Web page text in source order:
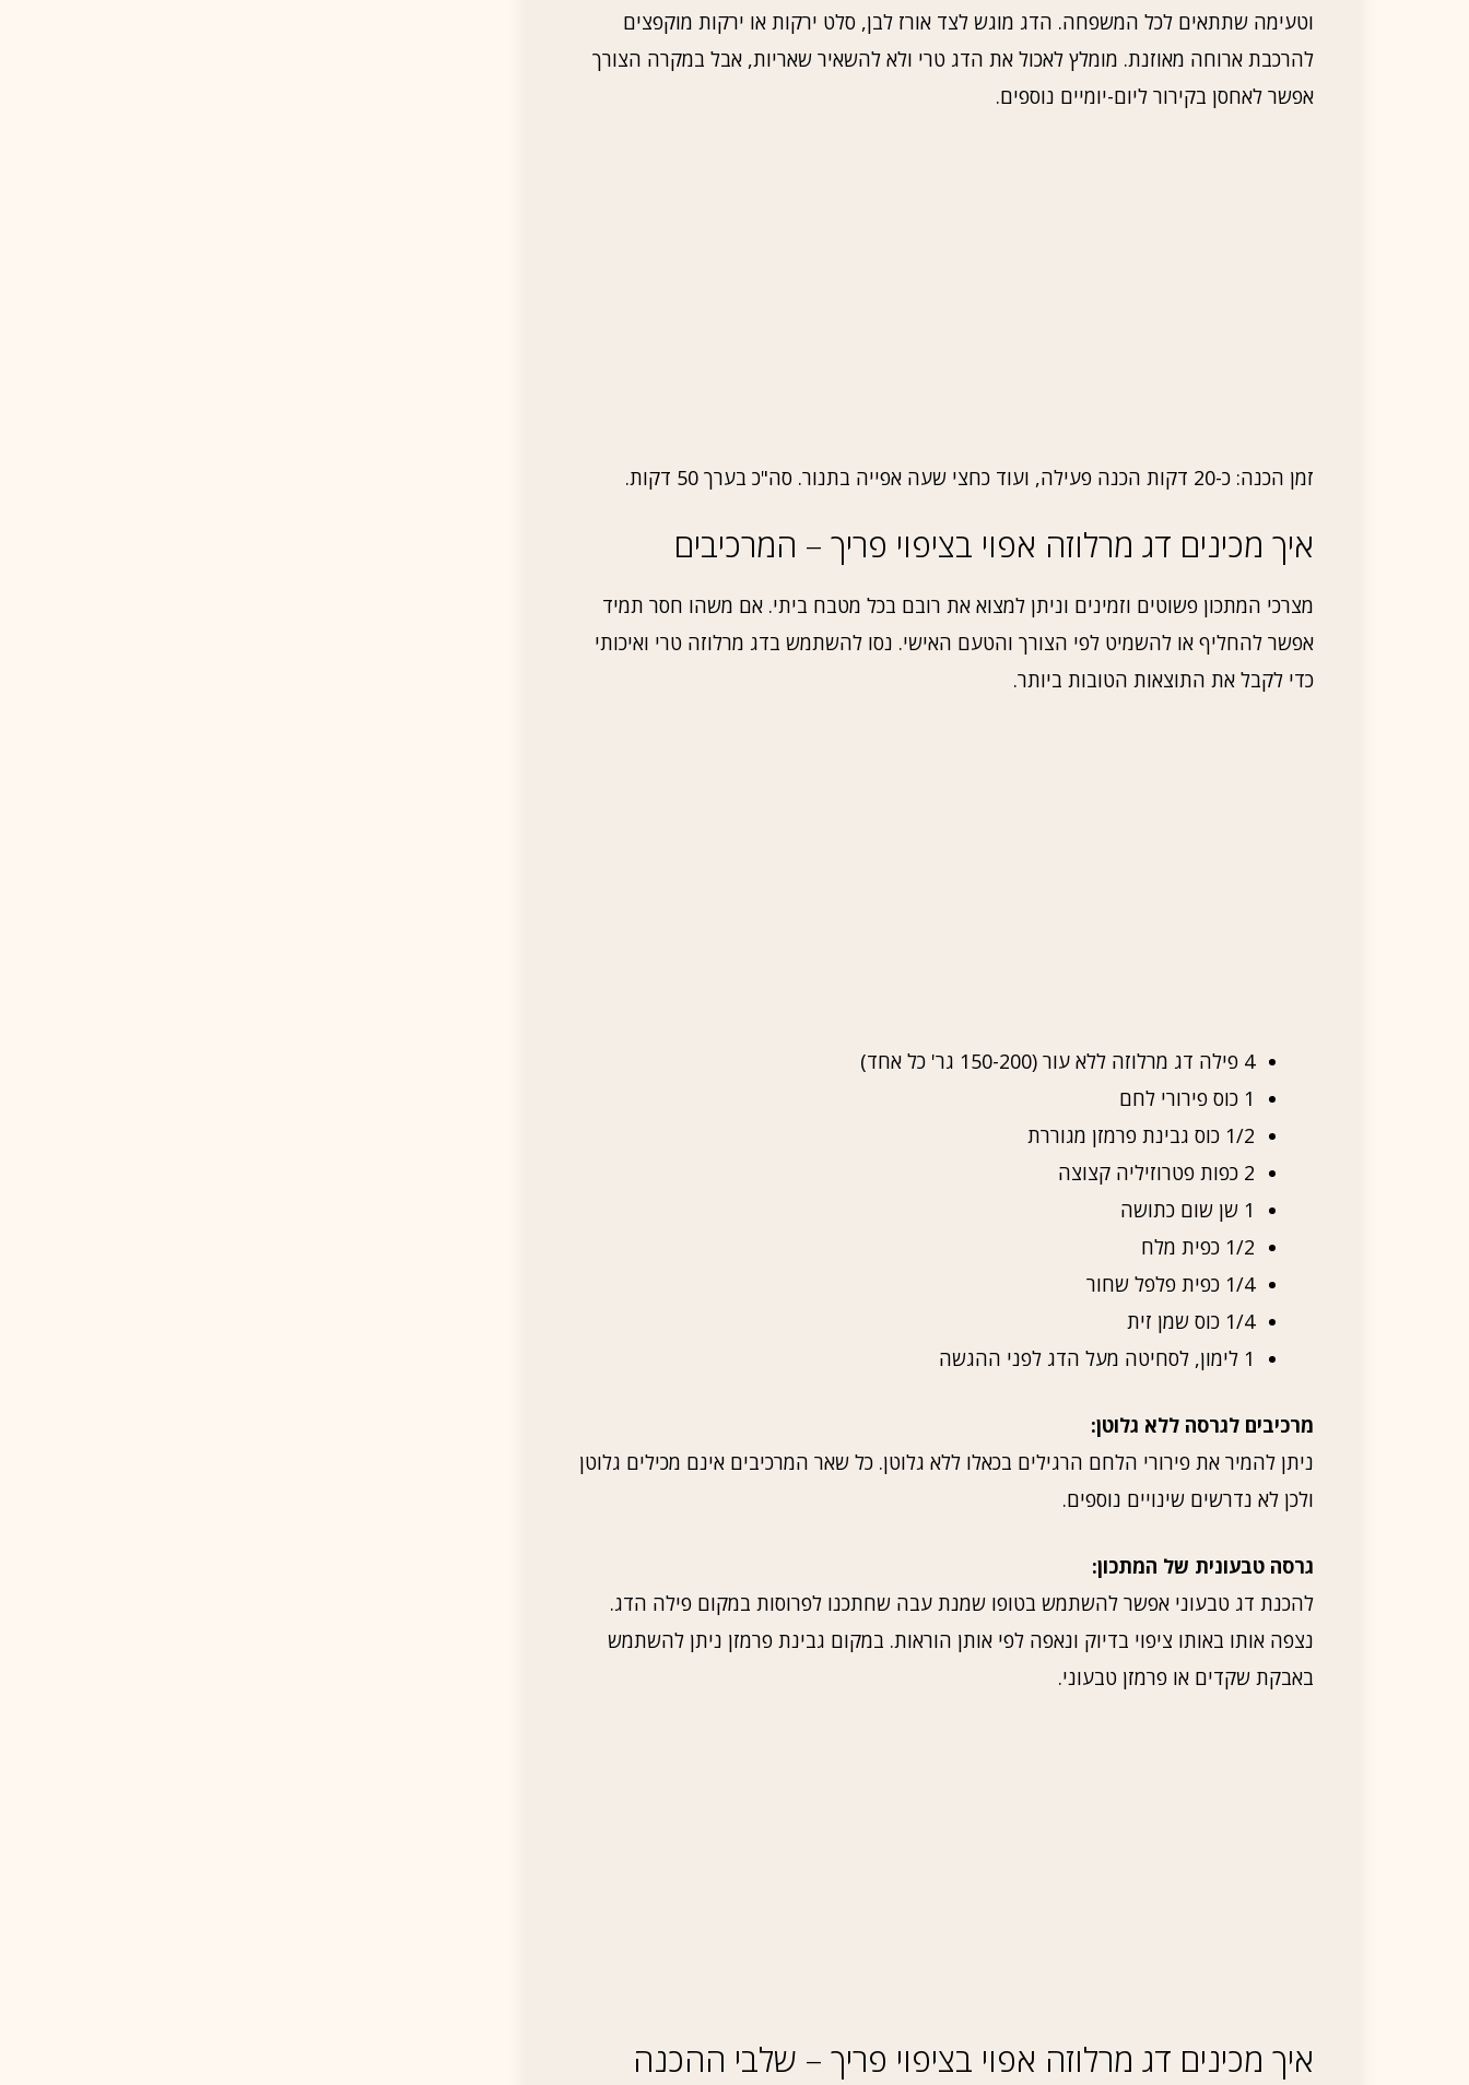
וטעימה שתתאים לכל המשפחה. הדג מוגש לצד אורז לבן, סלט ירקות או ירקות מוקפצים
להרכבת ארוחה מאוזנת. מומלץ לאכול את הדג טרי ולא להשאיר שאריות, אבל במקרה הצורך
אפשר לאחסן בקירור ליום-יומיים נוספים.
זמן הכנה: כ-20 דקות הכנה פעילה, ועוד כחצי שעה אפייה בתנור. סה"כ בערך 50 דקות.
איך מכינים דג מרלוזה אפוי בציפוי פריך – המרכיבים
מצרכי המתכון פשוטים וזמינים וניתן למצוא את רובם בכל מטבח ביתי. אם משהו חסר תמיד
אפשר להחליף או להשמיט לפי הצורך והטעם האישי. נסו להשתמש בדג מרלוזה טרי ואיכותי
כדי לקבל את התוצאות הטובות ביותר.
4 פילה דג מרלוזה ללא עור (150-200 גר' כל אחד)
1 כוס פירורי לחם
1/2 כוס גבינת פרמזן מגוררת
2 כפות פטרוזיליה קצוצה
1 שן שום כתושה
1/2 כפית מלח
1/4 כפית פלפל שחור
1/4 כוס שמן זית
1 לימון, לסחיטה מעל הדג לפני ההגשה
מרכיבים לגרסה ללא גלוטן:
ניתן להמיר את פירורי הלחם הרגילים בכאלו ללא גלוטן. כל שאר המרכיבים אינם מכילים גלוטן
ולכן לא נדרשים שינויים נוספים.
גרסה טבעונית של המתכון:
להכנת דג טבעוני אפשר להשתמש בטופו שמנת עבה שחתכנו לפרוסות במקום פילה הדג.
נצפה אותו באותו ציפוי בדיוק ונאפה לפי אותן הוראות. במקום גבינת פרמזן ניתן להשתמש
באבקת שקדים או פרמזן טבעוני.
איך מכינים דג מרלוזה אפוי בציפוי פריך – שלבי ההכנה